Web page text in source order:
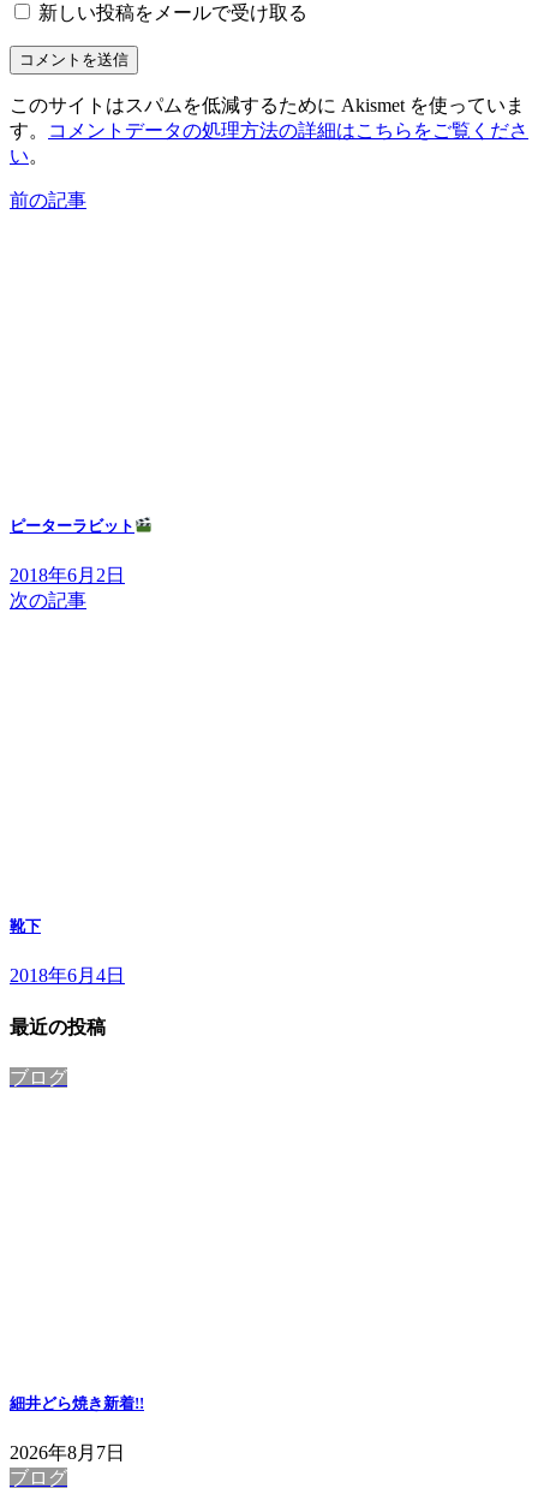
新しい投稿をメールで受け取る
このサイトはスパムを低減するために Akismet を使っていま
す。
コメントデータの処理方法の詳細はこちらをご覧くださ
い。
前の記事
ピーターラビット
2018年6月2日
次の記事
靴下
2018年6月4日
最近の投稿
ブログ
細井どら焼き新着!!
2026年8月7日
ブログ